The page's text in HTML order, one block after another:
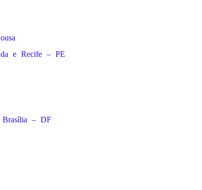
e Recife – PE
Brasília – DF